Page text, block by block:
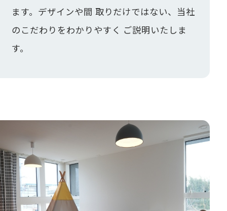
ます。デザインや間 取りだけではない、当社
のこだわりをわかりやすく ご説明いたしま
す。